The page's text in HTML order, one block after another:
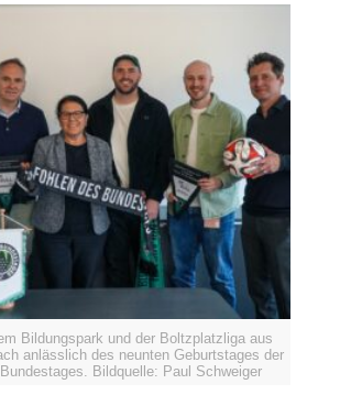
Bildungspark und der Boltzplatzliga aus
anlässlich des neunten Geburtstages der
Bildquelle: Paul Schweiger